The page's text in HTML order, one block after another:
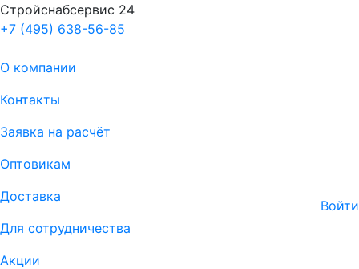
Стройснабсервис 24
+7 (495) 638-56-85
О компании
Контакты
Заявка на расчёт
Оптовикам
Доставка
Для сотрудничества
Акции
Войти